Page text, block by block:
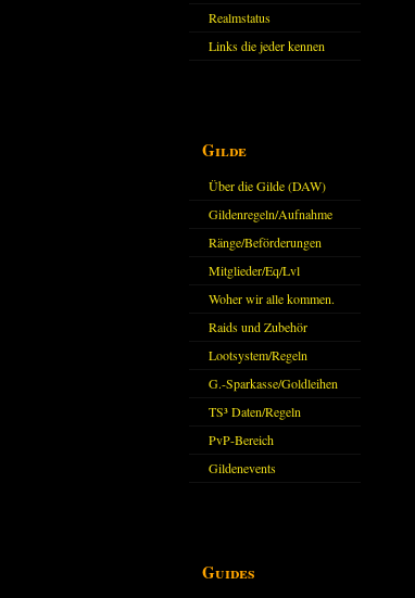
Realmstatus
Links die jeder kennen
Gilde
Über die Gilde (DAW)
Gildenregeln/Aufnahme
Ränge/Beförderungen
Mitglieder/Eq/Lvl
Woher wir alle kommen.
Raids und Zubehör
Lootsystem/Regeln
G.-Sparkasse/Goldleihen
TS³ Daten/Regeln
PvP-Bereich
Gildenevents
Guides